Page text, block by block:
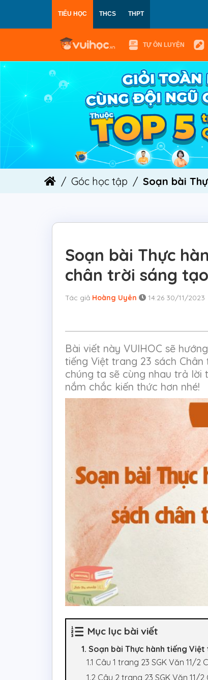
TIỂU HỌC THCS THPT
TỰ ÔN LUYỆN
Góc học tập Soạn bài
Soạn bài Thực
chân trời sáng
Tác giả Hoàng Uyên 14:26 30/11/2023
Bài viết này VUIHOC sẽ
tiếng Việt trang 23 sách
chúng ta sẽ cùng nhau trả
nắm chắc kiến thức hơn nhé!
Mục lục bài viết
1. Soạn bài Thực hành tiếng
1.1 Câu 1 trang 23 SGK Văn 11/
1.2 Câu 2 trang 23 SGK Văn 11/